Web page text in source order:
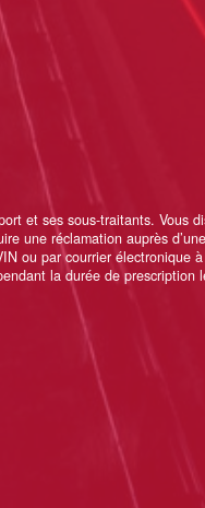
et ses sous-traitants. Vous
une réclamation auprès
ou par courrier électronique
la durée de